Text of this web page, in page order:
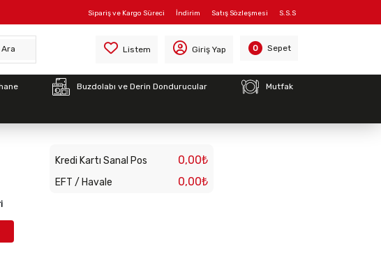
S.S.S
Satış Sözleşmesi
İndirim
Sipariş ve Kargo Süreci
Ara Listem Giriş Yap 0 Sepet
Buzdolabı ve Derin Dondurucular Mutfak
FAN MOTORU KISA MİL
Kredi Kartı Sanal Pos 0,00₺
EFT / Havale 0,00₺